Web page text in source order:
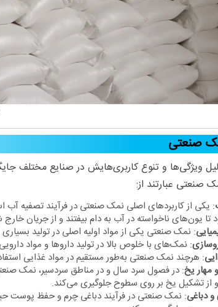
صنعتی
ویژگی‌ها و تنوع کاربری‌هایش در صنایع مختلف
صنعتی عبارتند از:
: یکی از کاربردهای اصلی نمک صنعتی در فرآیند تصفیه
یون‌های ناخواسته در آب به دام بیفتند و از جریان
: نمک صنعتی یکی از مواد اولیه اصلی در تولید
: نمک‌های با خلوص بالا در تولید داروها و مواد
: هرچند نمک صنعتی به‌طور مستقیم در مواد غذایی
مهار یخ: در فصول سرد سال و در مناطق سردسیر، نمک
تشکیل یخ بر روی سطوح جلوگیری می‌کند.
دباغی: نمک صنعتی در فرآیند دباغی چرم و حفظ پوست